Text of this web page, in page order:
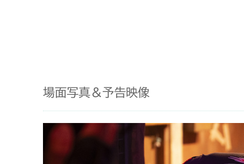
場面写真＆予告映像